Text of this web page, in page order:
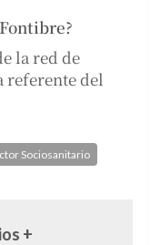
la red de
referente del
Sociosanitario
+